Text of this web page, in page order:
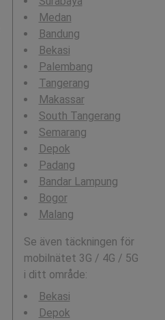
Medan
Bandung
Bekasi
Palembang
Tangerang
Makassar
South Tangerang
Semarang
Depok
Padang
Bandar Lampung
Bogor
Malang
Se även täckningen för
mobilnätet 3G / 4G / 5G
i ditt område:
Bekasi
Depok